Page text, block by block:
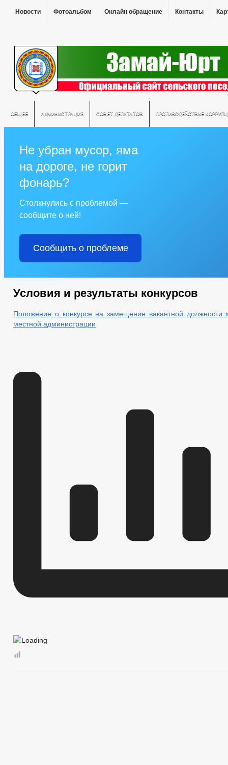
Новости Фотоальбом Онлайн обращение Контакты
ОБЩЕЕ АДМИНИСТРАЦИЯ СОВЕТ ДЕПУТАТОВ ПРОТИВОДЕЙСТВИЕ
Не убран мусор, яма
на дороге, не горит
фонарь?
Столкнулись с проблемой —
сообщите о ней!
Сообщить о проблеме
Условия и результаты конкурсов
Положение о конкурсе на замещение вакантной должности
местной администрации